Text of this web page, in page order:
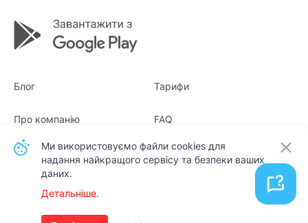
Блог Тарифи
Про компанію
Квитанції
FAQ
Для бізнесу
Українська
Ми використовуємо файли cookies для
надання найкращого сервісу та безпеки ваших
даних.
Детальніше.